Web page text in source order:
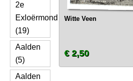
2e
Exloërmond
(19)
Aalden
(5)
Aalden
Witte Veen
€ 2,50